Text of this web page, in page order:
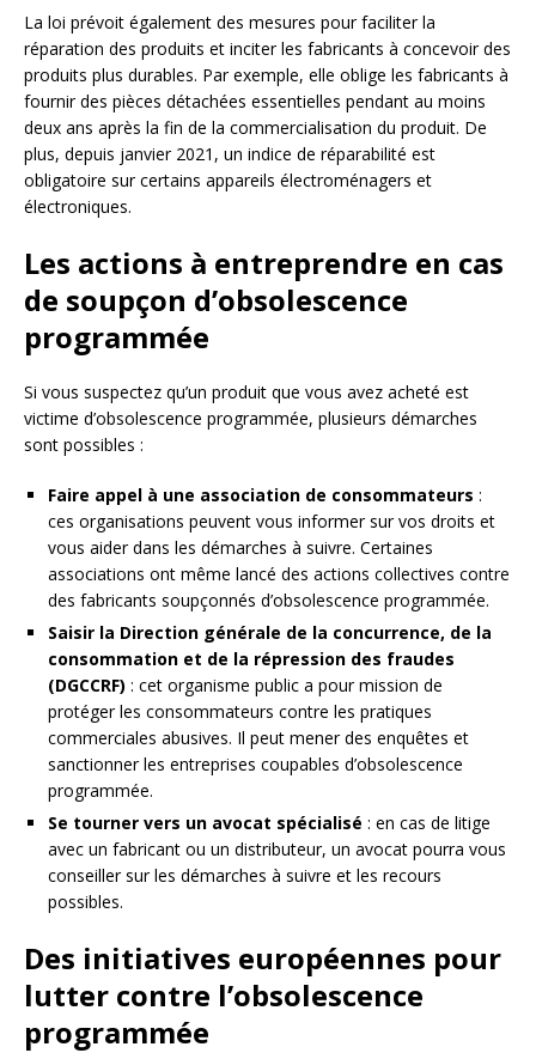
La loi prévoit également des mesures pour faciliter la
réparation des produits et inciter les fabricants à concevoir des
produits plus durables. Par exemple, elle oblige les fabricants à
fournir des pièces détachées essentielles pendant au moins
deux ans après la fin de la commercialisation du produit. De
plus, depuis janvier 2021, un indice de réparabilité est
obligatoire sur certains appareils électroménagers et
électroniques.
Les actions à entreprendre en cas
de soupçon d’obsolescence
programmée
Si vous suspectez qu’un produit que vous avez acheté est
victime d’obsolescence programmée, plusieurs démarches
sont possibles :
Faire appel à une association de consommateurs :
ces organisations peuvent vous informer sur vos droits et
vous aider dans les démarches à suivre. Certaines
associations ont même lancé des actions collectives contre
des fabricants soupçonnés d’obsolescence programmée.
Saisir la Direction générale de la concurrence, de la
consommation et de la répression des fraudes
(DGCCRF) : cet organisme public a pour mission de
protéger les consommateurs contre les pratiques
commerciales abusives. Il peut mener des enquêtes et
sanctionner les entreprises coupables d’obsolescence
programmée.
Se tourner vers un avocat spécialisé : en cas de litige
avec un fabricant ou un distributeur, un avocat pourra vous
conseiller sur les démarches à suivre et les recours
possibles.
Des initiatives européennes pour
lutter contre l’obsolescence
programmée